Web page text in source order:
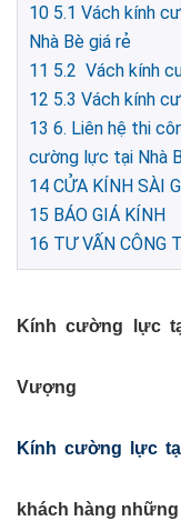
10 5.1 Vách kính
Nhà Bè giá rẻ
11 5.2 Vách kính
12 5.3 Vách kính
13 6. Liên hệ thi
cường lực tại Nhà
14 CỬA KÍNH SÀI
15 BÁO GIÁ KÍNH
16 TƯ VẤN CÔNG
Kính cường lực
Vượng
Kính cường lực
khách hàng